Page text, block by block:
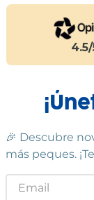
4.5/
🎉 Descubre
más peques.